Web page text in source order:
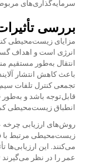
سرمایه‌گذاری‌های
بررسی
مزایای زیست‌محیطی
انرژی است و اهداف
انتقال به‌طور مستقیم
باعث کاهش انتشار
تجمعی کنترل تلفات
قابل‌توجه باشد و
انطباق زیست‌محیطی
زیست‌محیطی مرتبط با
می‌کنند. این ارزیابی‌ها
عمر را در نظر می‌گیرند